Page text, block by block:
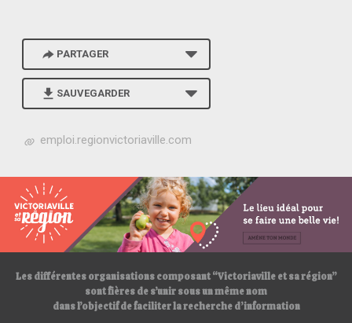
PARTAGER
SAUVEGARDER
h
p
s
:
/
/
emploi.regionvictoriaville.com
Les différentes organisations composant “Victoriaville et sa région”
sont fières de s’unir sous un même nom
dans l’objectif de faciliter la recherche d’information